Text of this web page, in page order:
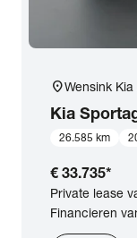
location_onWensink
Kia
26.585 km
€ 33.735*
Private lease
Financieren